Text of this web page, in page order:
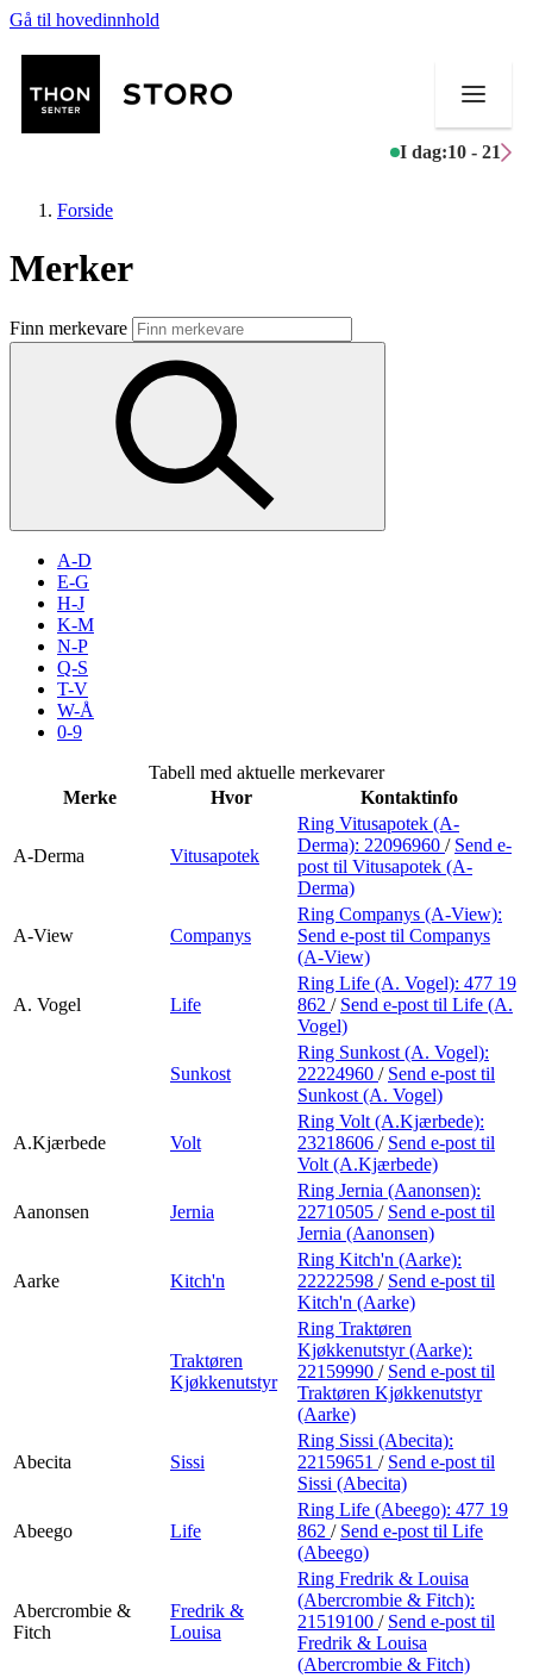
Gå til hovedinnhold
I dag:10 - 21
Butikker
Mat og drikke
Aktiviteter
Merker
Inspirasjon
Søk
Åpningstider
Praktisk informasjon
Magasin
Forside
Merker
Finn merkevare
A-D
E-G
H-J
K-M
N-P
Q-S
T-V
W-Å
0-9
Tabell med aktuelle merkevarer
Merke
Hvor Kontaktinfo
A-Derma Vitusapotek
Ring Vitusapotek (A-
Derma): 22096960 / Send e-
post til Vitusapotek (A-
Derma)
A-View Companys
Ring Companys (A-View):
Send e-post til Companys
(A-View)
A. Vogel Life
Ring Life (A. Vogel): 477 19
862 / Send e-post til Life (A.
Vogel)
Sunkost
Ring Sunkost (A. Vogel):
22224960 / Send e-post til
Sunkost (A. Vogel)
A.Kjærbede Volt
Ring Volt (A.Kjærbede):
23218606 / Send e-post til
Volt (A.Kjærbede)
Aanonsen Jernia
Ring Jernia (Aanonsen):
22710505 / Send e-post til
Jernia (Aanonsen)
Aarke Kitch'n
Ring Kitch'n (Aarke):
22222598 / Send e-post til
Kitch'n (Aarke)
Traktøren
Kjøkkenutstyr
Ring Traktøren
Kjøkkenutstyr (Aarke):
22159990 / Send e-post til
Traktøren Kjøkkenutstyr
(Aarke)
Abecita Sissi
Ring Sissi (Abecita):
22159651 / Send e-post til
Sissi (Abecita)
Abeego Life
Ring Life (Abeego): 477 19
862 / Send e-post til Life
(Abeego)
Abercrombie &
Fitch
Fredrik &
Louisa
Ring Fredrik & Louisa
(Abercrombie & Fitch):
21519100 / Send e-post til
Fredrik & Louisa
(Abercrombie & Fitch)